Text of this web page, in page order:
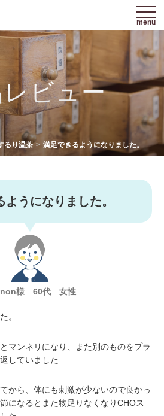
menu
ビュー
るり温茶 満足できるようになりました。
ようになりました。
様 60代 女性
。
マンネリになり、また別のものをプラ
していました
から、体にも刺激が少ないので良かっ
になるとまた物足りなくなりCHOス